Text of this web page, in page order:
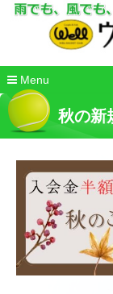
Menu
コ
ン
ン
秋の新